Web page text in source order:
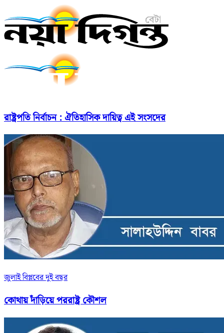
রাষ্ট্রপতি নির্বাচন : ঐতিহাসিক দায়িত্ব এই সংসদের
জুলাই বিপ্লবের দুই বছর
কোথায় দাঁড়িয়ে পররাষ্ট্র কৌশল